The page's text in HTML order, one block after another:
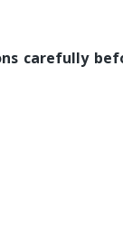
carefully